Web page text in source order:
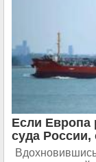
Если Европа
суда России,